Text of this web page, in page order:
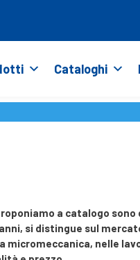
Cataloghi
a catalogo sono
si distingue sul
micromeccanica, nelle